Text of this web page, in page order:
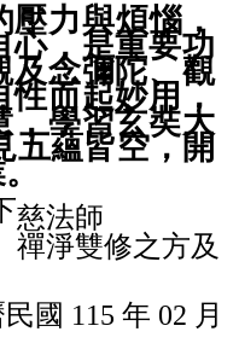
力與煩惱，
心，是重要功
及念彌陀、觀
性而起妙用，
，學習玄奘大
五蘊皆空，開
慈法師
淨雙修之方及
115 年 02 月